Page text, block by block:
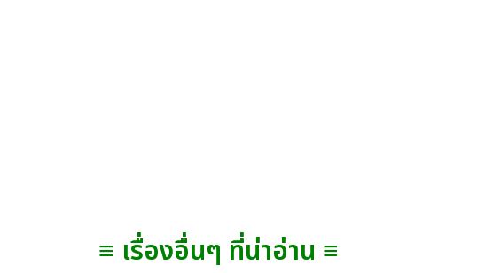
≡ เรื่องอื่นๆ ที่น่าอ่าน ≡